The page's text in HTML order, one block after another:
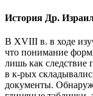
История Др.
В XVIII в. в ходе
что понимание
лишь как следствие
в к-рых
документы.